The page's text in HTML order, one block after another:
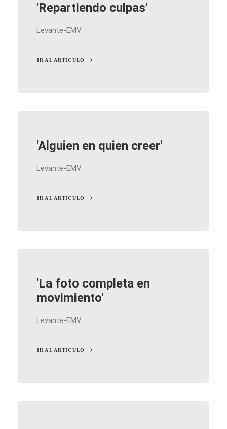
'Repartiendo culpas'
Levante-EMV
IR AL ARTÍCULO
'La foto completa en
movimiento'
Levante-EMV
IR AL ARTÍCULO
'Alguien en quien creer'
Levante-EMV
IR AL ARTÍCULO